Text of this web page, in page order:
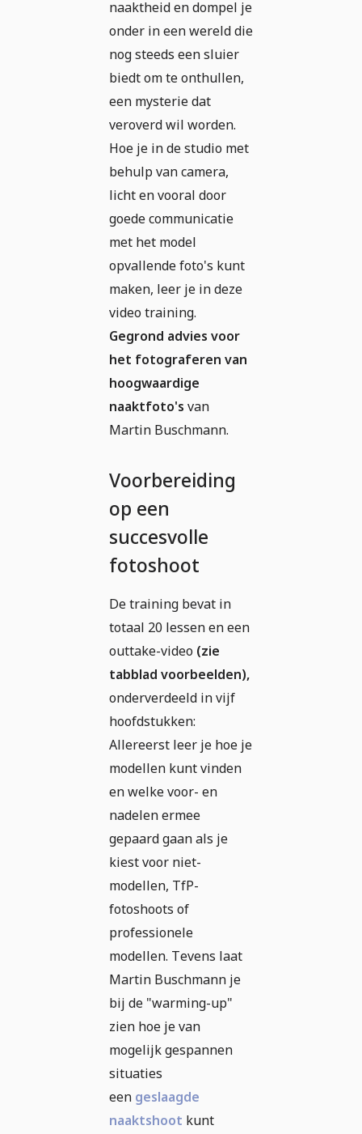
naaktheid en dompel je
onder in een wereld die
nog steeds een sluier
biedt om te onthullen,
een mysterie dat
veroverd wil worden.
Hoe je in de studio met
behulp van camera,
licht en vooral door
goede communicatie
met het model
opvallende foto's kunt
maken, leer je in deze
video training.
Gegrond advies voor
het fotograferen van
hoogwaardige
naaktfoto's van
Martin Buschmann.
Voorbereiding
op een
succesvolle
fotoshoot
De training bevat in
totaal 20 lessen en een
outtake-video (zie
tabblad voorbeelden),
onderverdeeld in vijf
hoofdstukken:
Allereerst leer je hoe je
modellen kunt vinden
en welke voor- en
nadelen ermee
gepaard gaan als je
kiest voor niet-
modellen, TfP-
fotoshoots of
professionele
modellen. Tevens laat
Martin Buschmann je
bij de "warming-up"
zien hoe je van
mogelijk gespannen
situaties
een geslaagde
naaktshoot kunt